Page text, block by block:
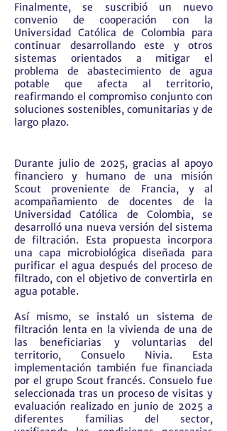
Finalmente, se suscribió un nuevo
convenio de cooperación con la
Universidad Católica de Colombia para
continuar desarrollando este y otros
sistemas orientados a mitigar el
problema de abastecimiento de agua
potable que afecta al territorio,
reafirmando el compromiso conjunto con
soluciones sostenibles, comunitarias y de
largo plazo.
Durante julio de 2025, gracias al apoyo
financiero y humano de una misión
Scout proveniente de Francia, y al
acompañamiento de docentes de la
Universidad Católica de Colombia, se
desarrolló una nueva versión del sistema
de filtración. Esta propuesta incorpora
una capa microbiológica diseñada para
purificar el agua después del proceso de
filtrado, con el objetivo de convertirla en
agua potable.
Así mismo, se instaló un sistema de
filtración lenta en la vivienda de una de
las beneficiarias y voluntarias del
territorio, Consuelo Nivia. Esta
implementación también fue financiada
por el grupo Scout francés. Consuelo fue
seleccionada tras un proceso de visitas y
evaluación realizado en junio de 2025 a
diferentes familias del sector,